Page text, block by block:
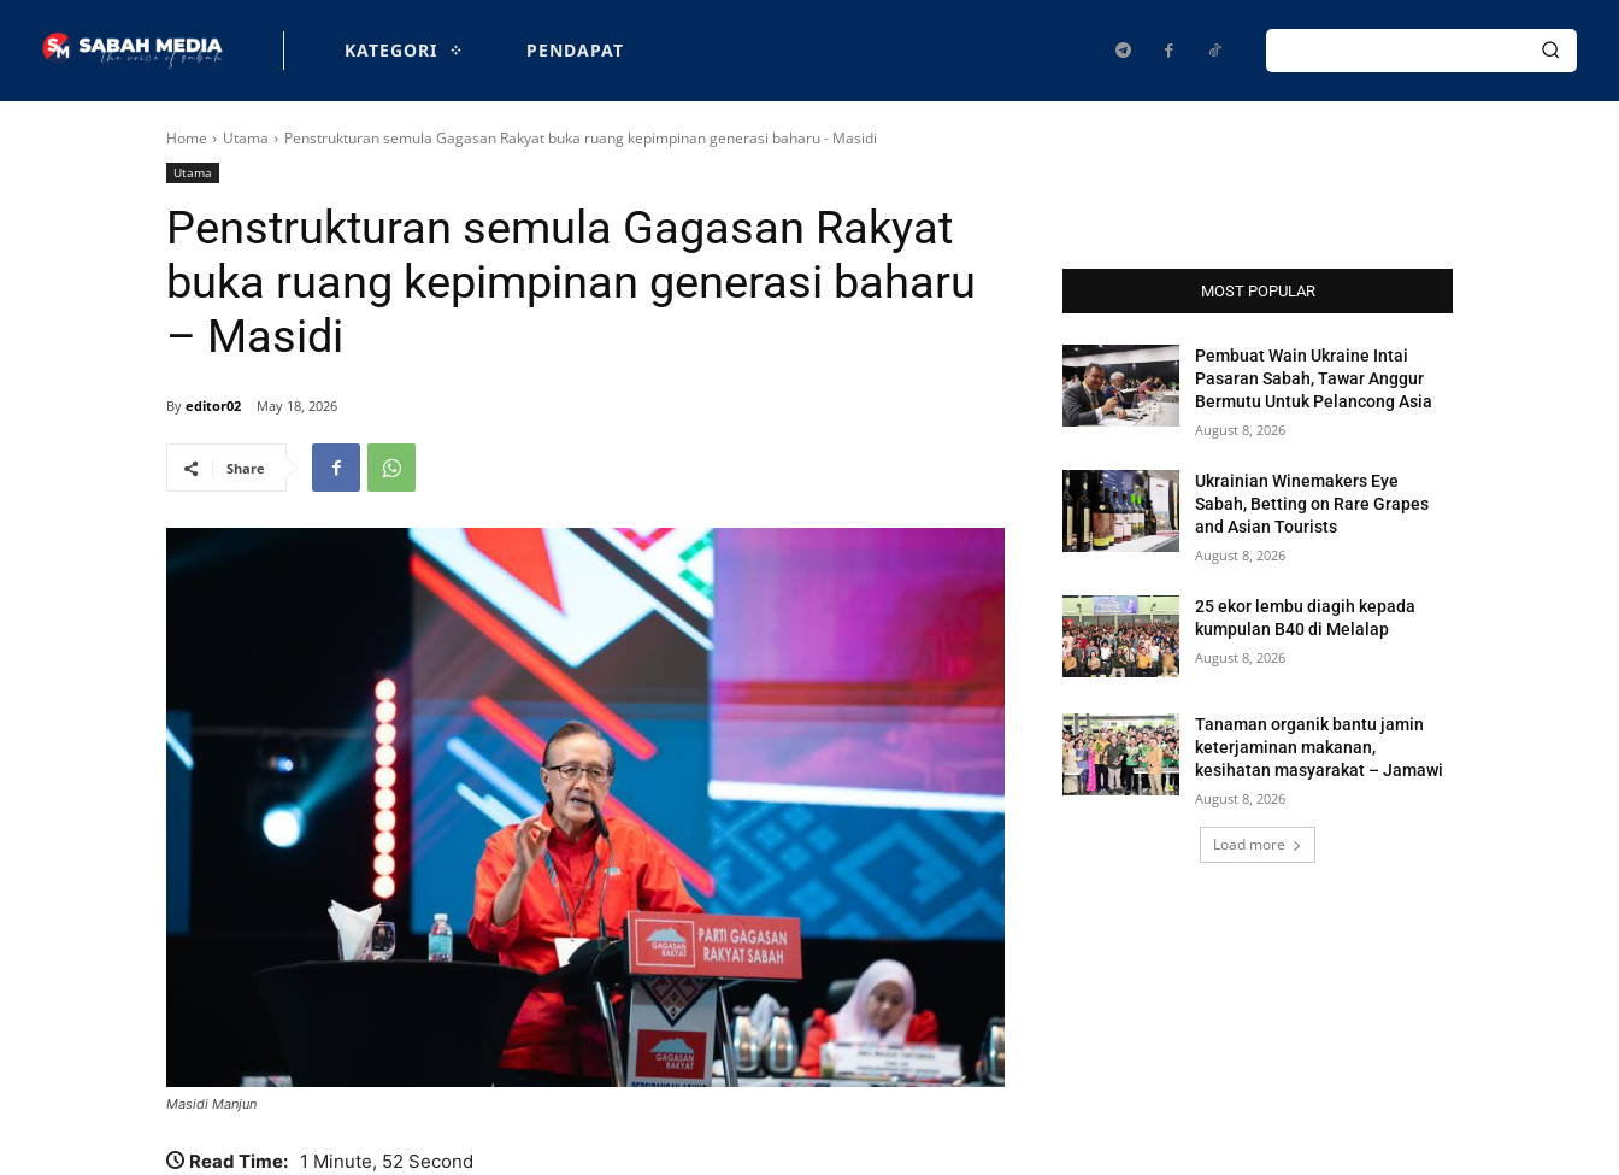
KATEGORI PENDAPAT
Home Utama Penstrukturan semula Gagasan Rakyat buka ruang kepimpinan generasi baharu - Masidi
Utama
Penstrukturan semula Gagasan Rakyat
buka ruang kepimpinan generasi baharu
– Masidi
By editor02 May 18, 2026
Share
Masidi Manjun
Read Time: 1 Minute, 52 Second
MOST POPULAR
Pembuat Wain Ukraine Intai
Pasaran Sabah, Tawar Anggur
Bermutu Untuk Pelancong Asia
August 8, 2026
Ukrainian Winemakers Eye
Sabah, Betting on Rare Grapes
and Asian Tourists
August 8, 2026
25 ekor lembu diagih kepada
kumpulan B40 di Melalap
August 8, 2026
Tanaman organik bantu jamin
keterjaminan makanan,
kesihatan masyarakat – Jamawi
August 8, 2026
Load more